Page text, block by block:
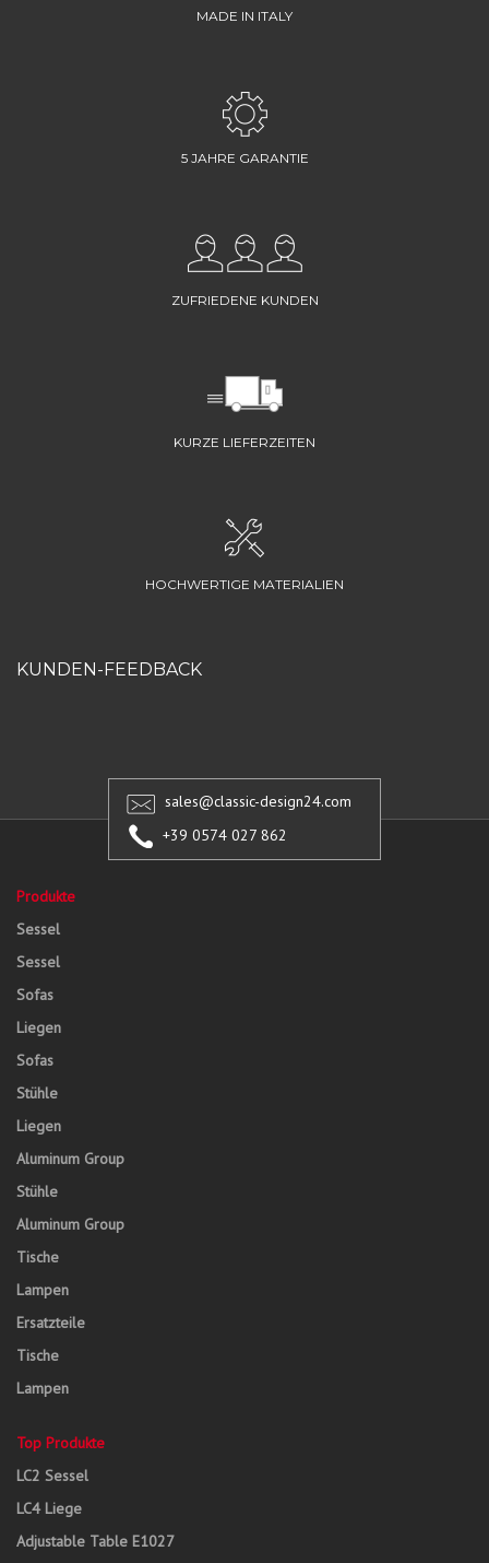
MADE IN ITALY
5 JAHRE GARANTIE
ZUFRIEDENE KUNDEN
KURZE LIEFERZEITEN
HOCHWERTIGE MATERIALIEN
KUNDEN-FEEDBACK
sales@classic-design24.com
+39 0574 027 862
Produkte
Sessel
Sessel
Sofas
Liegen
Sofas
Stühle
Liegen
Aluminum Group
Stühle
Aluminum Group
Tische
Lampen
Ersatzteile
Tische
Lampen
Top Produkte
LC2 Sessel
LC4 Liege
Adjustable Table E1027